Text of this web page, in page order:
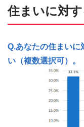
住まいに対
Q.あなたの住まいに
い（複数選択可）。